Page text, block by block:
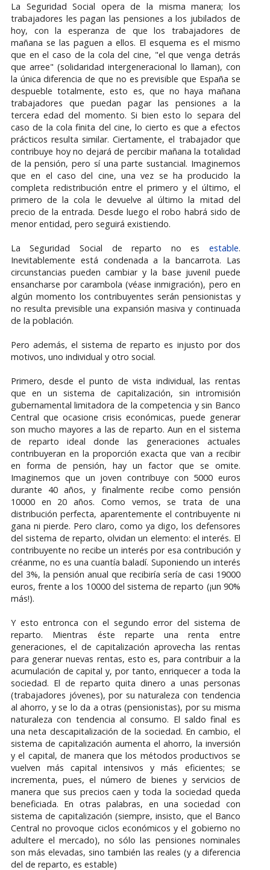
La Seguridad Social opera de la misma manera; los
trabajadores les pagan las pensiones a los jubilados de
hoy, con la esperanza de que los trabajadores de
mañana se las paguen a ellos. El esquema es el mismo
que en el caso de la cola del cine, "el que venga detrás
que arree" (solidaridad intergeneracional lo llaman), con
la única diferencia de que no es previsible que España se
despueble totalmente, esto es, que no haya mañana
trabajadores que puedan pagar las pensiones a la
tercera edad del momento. Si bien esto lo separa del
caso de la cola finita del cine, lo cierto es que a efectos
prácticos resulta similar. Ciertamente, el trabajador que
contribuye hoy no dejará de percibir mañana la totalidad
de la pensión, pero sí una parte sustancial. Imaginemos
que en el caso del cine, una vez se ha producido la
completa redistribución entre el primero y el último, el
primero de la cola le devuelve al último la mitad del
precio de la entrada. Desde luego el robo habrá sido de
menor entidad, pero seguirá existiendo.
La Seguridad Social de reparto no es estable.
Inevitablemente está condenada a la bancarrota. Las
circunstancias pueden cambiar y la base juvenil puede
ensancharse por carambola (véase inmigración), pero en
algún momento los contribuyentes serán pensionistas y
no resulta previsible una expansión masiva y continuada
de la población.
Pero además, el sistema de reparto es injusto por dos
motivos, uno individual y otro social.
Primero, desde el punto de vista individual, las rentas
que en un sistema de capitalización, sin intromisión
gubernamental limitadora de la competencia y sin Banco
Central que ocasione crisis económicas, puede generar
son mucho mayores a las de reparto. Aun en el sistema
de reparto ideal donde las generaciones actuales
contribuyeran en la proporción exacta que van a recibir
en forma de pensión, hay un factor que se omite.
Imaginemos que un joven contribuye con 5000 euros
durante 40 años, y finalmente recibe como pensión
10000 en 20 años. Como vemos, se trata de una
distribución perfecta, aparentemente el contribuyente ni
gana ni pierde. Pero claro, como ya digo, los defensores
del sistema de reparto, olvidan un elemento: el interés. El
contribuyente no recibe un interés por esa contribución y
créanme, no es una cuantía baladí. Suponiendo un interés
del 3%, la pensión anual que recibiría sería de casi 19000
euros, frente a los 10000 del sistema de reparto (¡un 90%
más!).
Y esto entronca con el segundo error del sistema de
reparto. Mientras éste reparte una renta entre
generaciones, el de capitalización aprovecha las rentas
para generar nuevas rentas, esto es, para contribuir a la
acumulación de capital y, por tanto, enriquecer a toda la
sociedad. El de reparto quita dinero a unas personas
(trabajadores jóvenes), por su naturaleza con tendencia
al ahorro, y se lo da a otras (pensionistas), por su misma
naturaleza con tendencia al consumo. El saldo final es
una neta descapitalización de la sociedad. En cambio, el
sistema de capitalización aumenta el ahorro, la inversión
y el capital, de manera que los métodos productivos se
vuelven más capital intensivos y más eficientes; se
incrementa, pues, el número de bienes y servicios de
manera que sus precios caen y toda la sociedad queda
beneficiada. En otras palabras, en una sociedad con
sistema de capitalización (siempre, insisto, que el Banco
Central no provoque ciclos económicos y el gobierno no
adultere el mercado), no sólo las pensiones nominales
son más elevadas, sino también las reales (y a diferencia
del de reparto, es estable)